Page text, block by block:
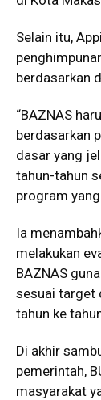
Selain itu,
berdasarkan
“BAZNAS
berdasarkan
dasar yang
tahun-tahun
program
Ia
melakukan
BAZNAS
sesuai target
tahun ke
Di akhir
pemerintah,
masyarakat